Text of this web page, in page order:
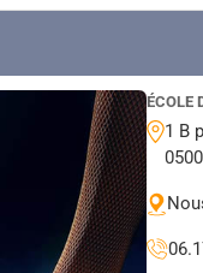
ÉCOLE
1 B